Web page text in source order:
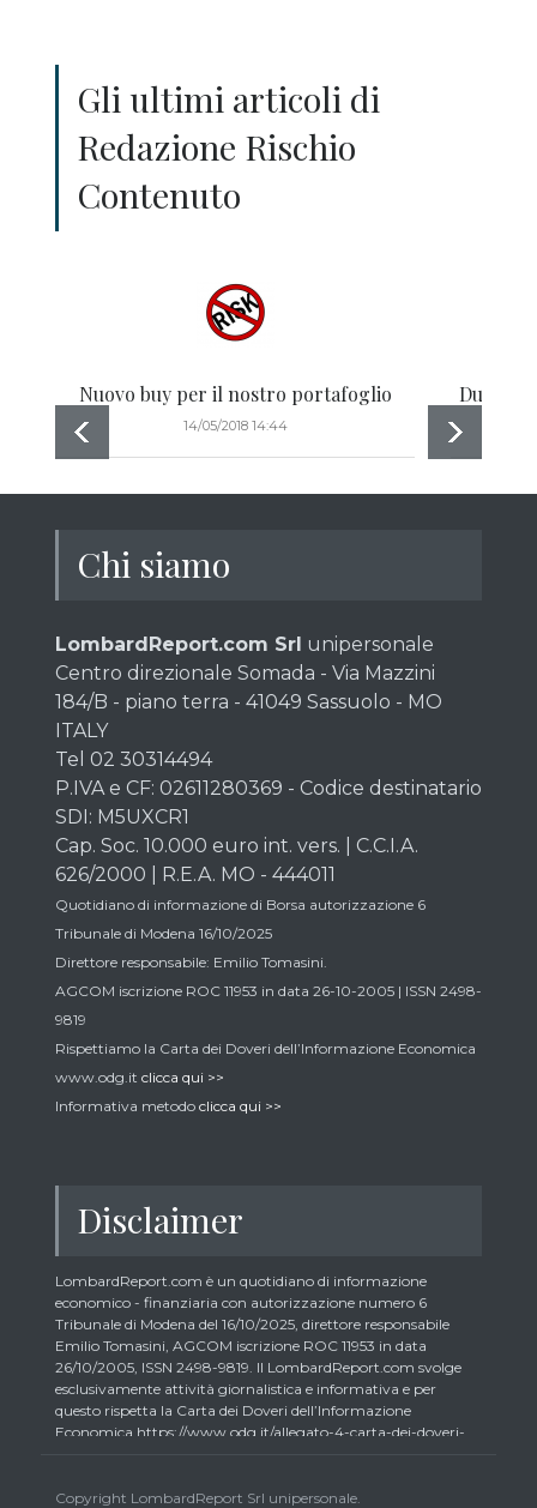
Gli ultimi articoli di
Redazione Rischio
Contenuto
Nuovo buy per il nostro portafoglio
14/05/2018 14:44
Due
Chi siamo
LombardReport.com Srl unipersonale
Centro direzionale Somada - Via Mazzini
184/B - piano terra - 41049 Sassuolo - MO
ITALY
Tel 02 30314494
P.IVA e CF: 02611280369 - Codice destinatario
SDI: M5UXCR1
Cap. Soc. 10.000 euro int. vers. | C.C.I.A.
626/2000 | R.E.A. MO - 444011
Quotidiano di informazione di Borsa autorizzazione 6
Tribunale di Modena 16/10/2025
Direttore responsabile: Emilio Tomasini.
AGCOM iscrizione ROC 11953 in data 26-10-2005 | ISSN 2498-
9819
Rispettiamo la Carta dei Doveri dell’Informazione Economica
www.odg.it clicca qui >>
Informativa metodo clicca qui >>
Disclaimer
LombardReport.com è un quotidiano di informazione
economico - finanziaria con autorizzazione numero 6
Tribunale di Modena del 16/10/2025, direttore responsabile
Emilio Tomasini, AGCOM iscrizione ROC 11953 in data
26/10/2005, ISSN 2498-9819. Il LombardReport.com svolge
esclusivamente attività giornalistica e informativa e per
questo rispetta la Carta dei Doveri dell’Informazione
Economica https://www.odg.it/allegato-4-carta-dei-doveri-
essere consapevoli che i collaboratori di LombardReport.com
Copyright LombardReport Srl unipersonale.